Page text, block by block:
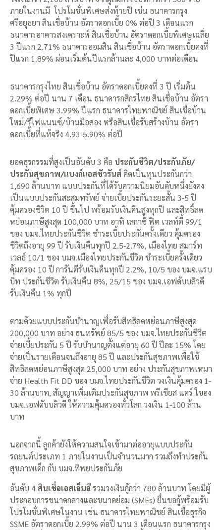
ภายในงานมี โปรโมชั่นพิเศษส่งท้ายปี เช่น ธนาคารกรุง
ศรีอยุธยา สินเชื่อบ้าน อัตราดอกเบี้ย 0% ต่อปี 3 เดือนแรก
ธนาคารอาคารสงเคราะห์ สินเชื่อบ้าน อัตราดอกเบี้ยพิเศษเฉลี่ย
3 ปีแรก 2.71% ธนาคารออมสิน สินเชื่อบ้าน อัตราดอกเบี้ยคงที่
ปีแรก 1.89% ผ่อนเริ่มต้นปีแรกล้านละ 4,000 บาทต่อเดือน
ธนาคารกรุงไทย สินเชื่อบ้าน อัตราดอกเบี้ยคงที่ 3 ปี เริ่มต้น
2.29% ต่อปี นาน 7 เดือน ธนาคารกสิกรไทย สินเชื่อบ้าน อัตรา
ดอกเบี้ยพิเศษ 3.99% ปีแรก ธนาคารไทยพาณิชย์ สินเชื่อบ้าน
ใหม่/รีไฟแนนซ์/บ้านมือสอง หรือสินเชื่อรับสร้างบ้าน อัตรา
ดอกเบี้ยที่แท้จริง 4.93-5.90% ต่อปี
ยอดธุรกรรมที่สูงเป็นอันดับ 3 คือ ประกันชีวิต/ประกันภัย/
ประกันสุขภาพ/แบงก์แอสชัวรันส์ คิดเป็นทุนประกันกว่า
1,690 ล้านบาท แบบประกันที่ได้รับความนิยมอันดับหนึ่งยังคง
เป็นแบบประกันสะสมทรัพย์ จ่ายเบี้ยประกันระยะสั้น 3-5 ปี
คุ้มครองชีวิต 10 ปี ขึ้นไป พร้อมรับเงินคืนสูงทุกปี และสิทธิ์ลด
หย่อนภาษีสูงสุด 100,000 บาท อาทิ เลกาซี ฟิต เวลท์ตี้ 99/1
ของ บมจ.ไทยประกันชีวิต ชำระเบี้ยประกันครั้งเดียว คุ้มครอง
ชีวิตถึงอายุ 99 ปี รับเงินคืนทุกปี 2.5-2.7%, เมืองไทย สมาร์ท
เวลธ์ 10/1 ของ บมจ.เมืองไทยประกันชีวิต ชำระเบี้ยครั้งเดียว
คุ้มครอง 10 ปี การันตีรับเงินคืนทุกปี 2.2%, 10/5 ของ บมจ.แรบ
บิท ประกันชีวิต รับเงินคืน 8%, 25/15 ของ บมจ.เอฟดับบลิวดี
รับเงินคืน 1% ทุกปี
ตามด้วยแบบประกันบำนาญเพื่อรับสิทธิลดหย่อนภาษีสูงสุด
200,000 บาท อย่าง ธนทรัพย์ 85/5 ของ บมจ.ไทยประกันชีวิต
จ่ายเบี้ยประกัน 5 ปี รับบำนาญตั้งแต่อายุ 60 ปี ปีละ 15% โดย
จ่ายเป็นรายเดือนจนถึงอายุ 85 ปี และประกันสุขภาพเพื่อใช้
สิทธิลดหย่อนภาษีสูงสุด 25,000 บาท อย่าง ประกันสุขภาพเหมา
จ่าย Health Fit DD ของ บมจ.ไทยประกันชีวิต วงเงินคุ้มครอง 1-
30 ล้านบาท, สัญญาเพิ่มเติมประกันสุขภาพ พรีเชียส แคร์ ใของ
บมจ.เอฟดับบลิวดี ให้ความคุ้มครองทั่วโลก วงเงิน 1-100 ล้าน
บาท
นอกจากนี้ ลูกค้ายังให้ความสนใจเข้ามาต่ออายุแบบประกัน
รถยนต์ประเภท 1 ภายในงานเป็นจำนวนมาก รวมถึงทำประกัน
สุขภาพเด็ก กับ บมจ.ทิพยประกันภัย
อันดับ 4สินเชื่อเอสเอ็มอีรวมวงเงินกู้กว่า 780 ล้านบาท โดยมีผู้
ประกอบการขนาดกลางและขนาดย่อม (SMEs) ยื่นขอกู้พร้อมรับ
โปรโมชั่นพิเศษในงาน เช่น ธนาคารไทยพาณิชย์ สินเชื่อธุรกิจ
SSME อัตราดอกเบี้ย 2.99% ต่อปี นาน 3 เดือนแรก ธนาคารกรุง